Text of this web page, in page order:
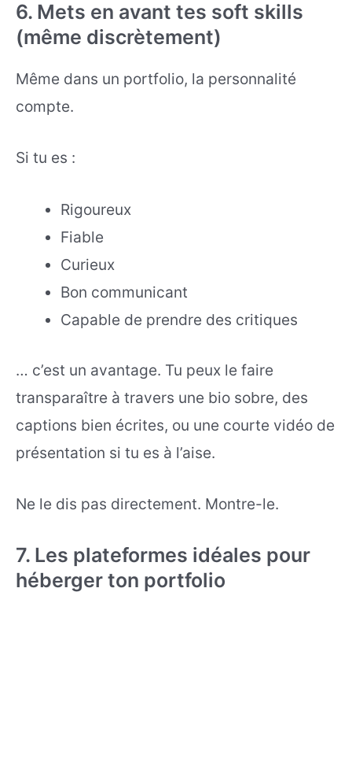
6. Mets en avant tes soft skills
(même discrètement)
Même dans un portfolio, la personnalité
compte.
Si tu es :
Rigoureux
Fiable
Curieux
Bon communicant
Capable de prendre des critiques
… c’est un avantage. Tu peux le faire
transparaître à travers une bio sobre, des
captions bien écrites, ou une courte vidéo de
présentation si tu es à l’aise.
Ne le dis pas directement. Montre-le.
7. Les plateformes idéales pour
héberger ton portfolio